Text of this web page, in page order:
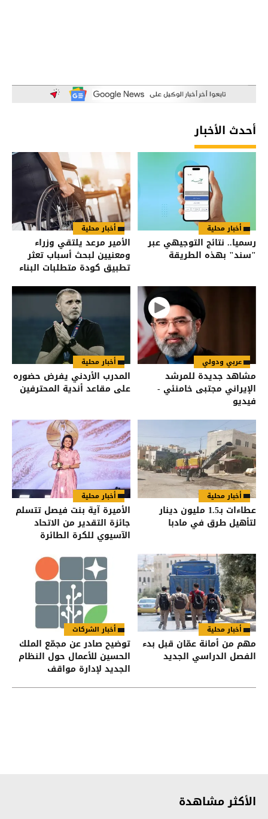
أحدث الأخبار
أخبار محلية
رسميا.. نتائج التوجيهي عبر
"سند" بهذه الطريقة
أخبار محلية
الأمير مرعد يلتقي وزراء
ومعنيين لبحث أسباب تعثر
تطبيق كودة متطلبات البناء
عربي ودولي
مشاهد جديدة للمرشد
الإيراني مجتبى خامنئي -
فيديو
أخبار محلية
المدرب الأردني يفرض حضوره
على مقاعد أندية المحترفين
أخبار محلية
عطاءات بـ1.5 مليون دينار
لتأهيل طرق في مادبا
أخبار محلية
الأميرة آية بنت فيصل تتسلم
جائزة التقدير من الاتحاد
الآسيوي للكرة الطائرة
أخبار محلية
مهم من أمانة عمّان قبل بدء
الفصل الدراسي الجديد
أخبار الشركات
توضيح صادر عن مجمّع الملك
الحسين للأعمال حول النظام
الجديد لإدارة مواقف
الأكثر مشاهدة